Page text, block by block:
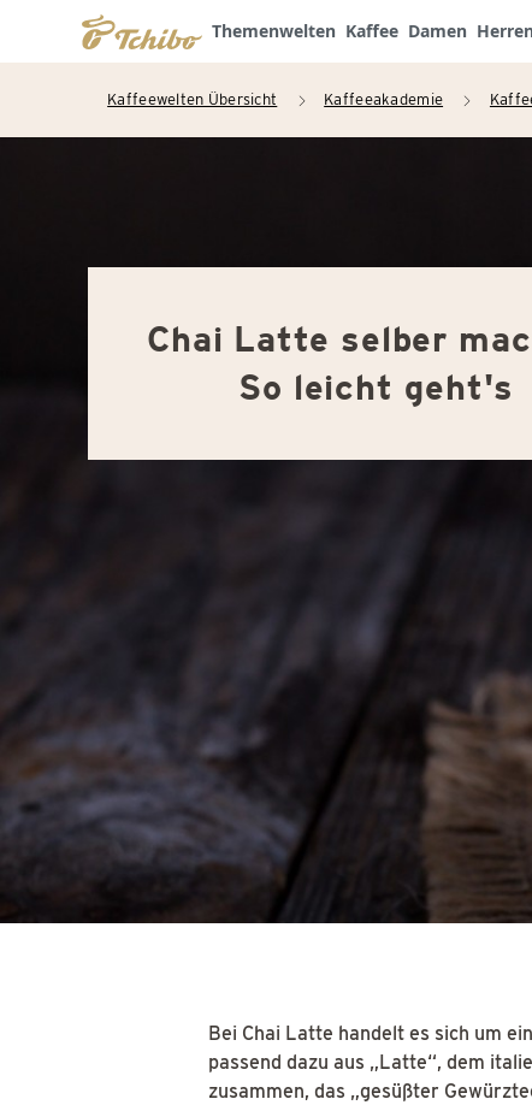
Themenwelten Kaffee Damen
Kaffeewelten Übersicht arrow_right Kaffeeakademie arrow_right
Chai Latte selber
So leicht geht's
Bei Chai Latte handelt es sich um
passend dazu aus „Latte“, dem
zusammen, das „gesüßter